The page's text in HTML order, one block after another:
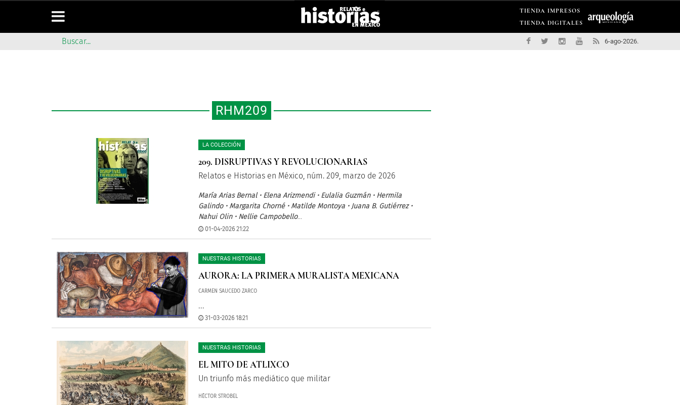
TIENDA IMPRESOS
TIENDA DIGITALES
6-ago-2026.
RHM209
LA COLECCIÓN
209. DISRUPTIVAS Y REVOLUCIONARIAS
Relatos e Historias en México, núm. 209, marzo de 2026
María Arias Bernal • Elena Arizmendi • Eulalia Guzmán • Hermila
Galindo • Margarita Chorné • Matilde Montoya • Juana B. Gutiérrez •
Nahui Olin • Nellie Campobello...
01-04-2026 21:22
NUESTRAS HISTORIAS
AURORA: LA PRIMERA MURALISTA MEXICANA
CARMEN SAUCEDO ZARCO
...
31-03-2026 18:21
NUESTRAS HISTORIAS
EL MITO DE ATLIXCO
Un triunfo más mediático que militar
HÉCTOR STROBEL